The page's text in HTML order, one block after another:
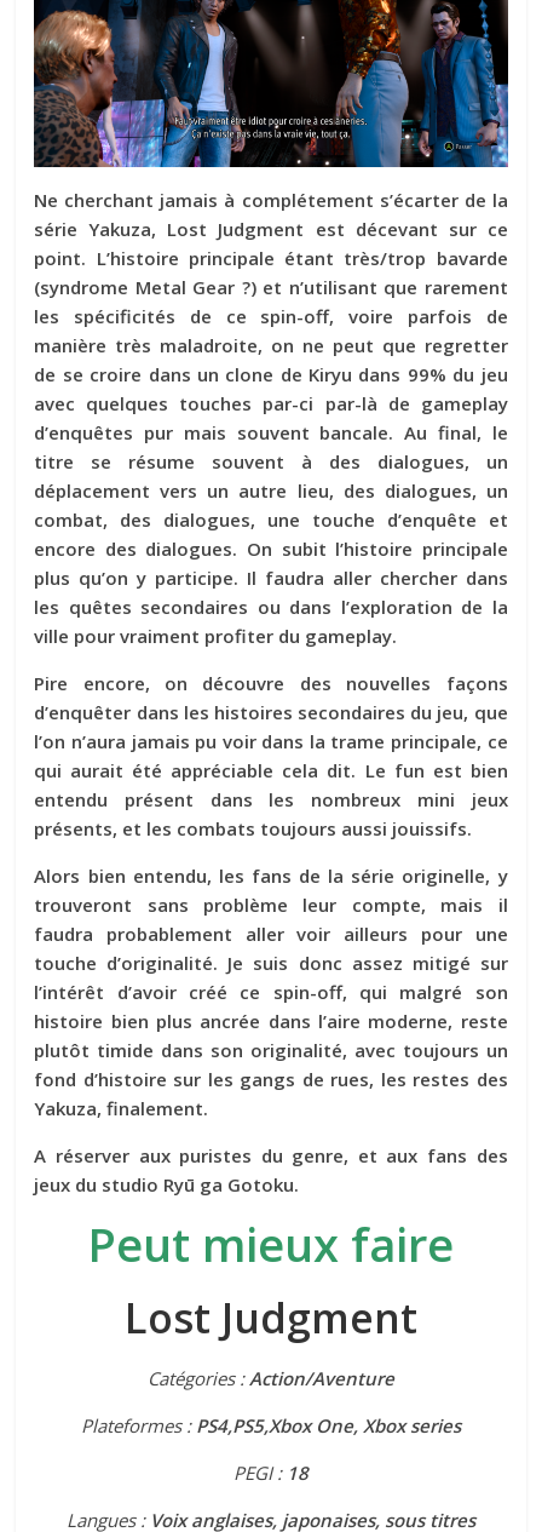
Ne cherchant jamais à complétement s’écarter de la
série Yakuza, Lost Judgment est décevant sur ce
point. L’histoire principale étant très/trop bavarde
(syndrome Metal Gear ?) et n’utilisant que rarement
les spécificités de ce spin-off, voire parfois de
manière très maladroite, on ne peut que regretter
de se croire dans un clone de Kiryu dans 99% du jeu
avec quelques touches par-ci par-là de gameplay
d’enquêtes pur mais souvent bancale. Au final, le
titre se résume souvent à des dialogues, un
déplacement vers un autre lieu, des dialogues, un
combat, des dialogues, une touche d’enquête et
encore des dialogues. On subit l’histoire principale
plus qu’on y participe. Il faudra aller chercher dans
les quêtes secondaires ou dans l’exploration de la
ville pour vraiment profiter du gameplay.
Pire encore, on découvre des nouvelles façons
d’enquêter dans les histoires secondaires du jeu, que
l’on n’aura jamais pu voir dans la trame principale, ce
qui aurait été appréciable cela dit. Le fun est bien
entendu présent dans les nombreux mini jeux
présents, et les combats toujours aussi jouissifs.
Alors bien entendu, les fans de la série originelle, y
trouveront sans problème leur compte, mais il
faudra probablement aller voir ailleurs pour une
touche d’originalité. Je suis donc assez mitigé sur
l’intérêt d’avoir créé ce spin-off, qui malgré son
histoire bien plus ancrée dans l’aire moderne, reste
plutôt timide dans son originalité, avec toujours un
fond d’histoire sur les gangs de rues, les restes des
Yakuza, finalement.
A réserver aux puristes du genre, et aux fans des
jeux du studio Ryū ga Gotoku.
Peut mieux faire
Lost Judgment
Catégories : Action/Aventure
Plateformes : PS4,PS5,Xbox One, Xbox series
PEGI : 18
Langues : Voix anglaises, japonaises, sous titres